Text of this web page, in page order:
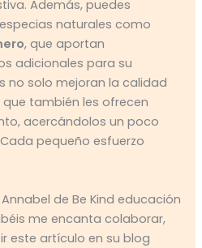
Además, puedes
naturales como
, que aportan
adicionales para su
no solo mejoran la calidad
también les ofrecen
acercándolos un poco
pequeño esfuerzo
de Be Kind educación
me encanta colaborar,
este artículo en su blog